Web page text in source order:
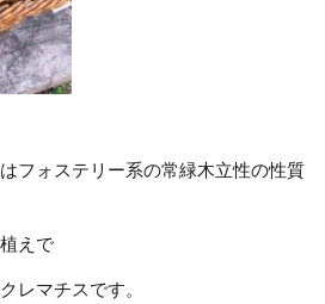
フォステリー系の常緑木立性の性質
えで
レマチスです。